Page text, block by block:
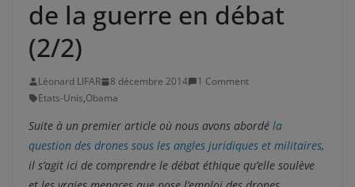
de la guerre en débat
(2/2)
Léonard LIFAR 8 décembre 2014
1 Comment
Etats-Unis,Obama
Suite à un premier article où nous avons abordé la
question des drones sous les angles juridiques et militaires,
il s’agit ici de comprendre le débat éthique qu’elle soulève